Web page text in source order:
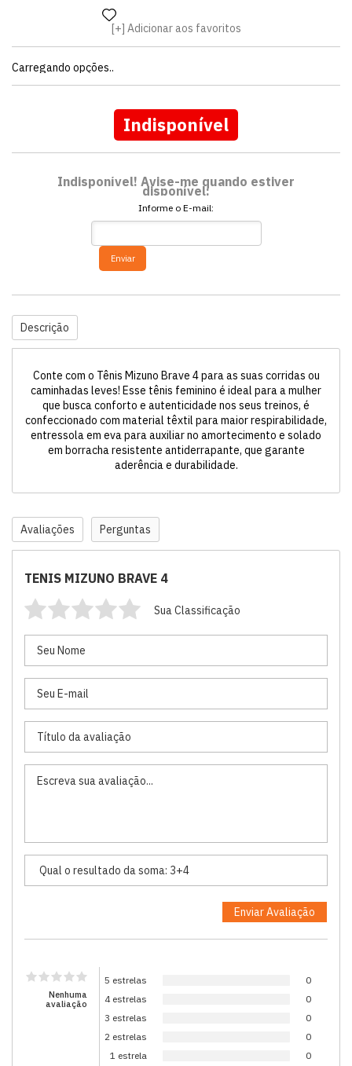
Adicionar aos favoritos
Carregando opções..
Indisponível
Indisponível! Avise-me quando estiver
disponível:
Informe o E-mail:
Enviar
Descrição
Conte com o Tênis Mizuno Brave 4 para as suas corridas ou
caminhadas leves! Esse tênis feminino é ideal para a mulher
que busca conforto e autenticidade nos seus treinos, é
confeccionado com material têxtil para maior respirabilidade,
entressola em eva para auxiliar no amortecimento e solado
em borracha resistente antiderrapante, que garante
aderência e durabilidade.
Avaliações Perguntas
TENIS MIZUNO BRAVE 4
Sua Classificação
Nenhuma
avaliação
5 estrelas
0
4 estrelas
0
3 estrelas
0
2 estrelas
0
1 estrela
0